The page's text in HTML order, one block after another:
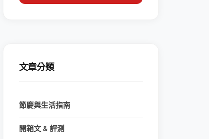
文章分類
節慶與生活指南
開箱文 & 評測